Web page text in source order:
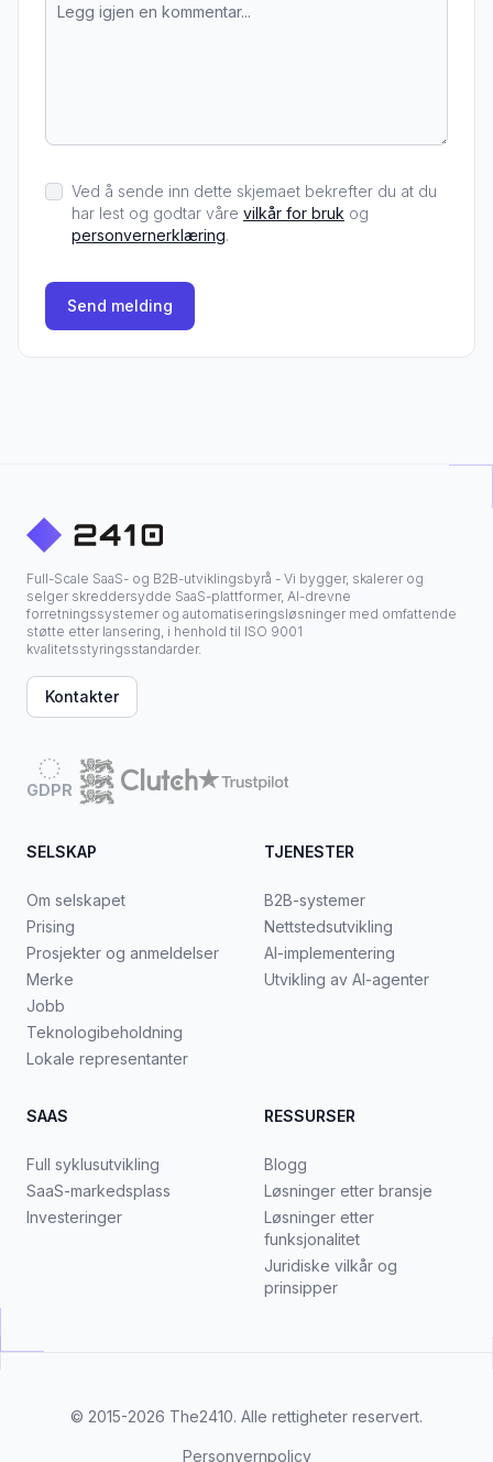
Ved å sende inn dette skjemaet bekrefter du at du
har lest og godtar våre vilkår for bruk og
personvernerklæring.
Send melding
Full-Scale SaaS- og B2B-utviklingsbyrå - Vi bygger, skalerer og
selger skreddersydde SaaS-plattformer, AI-drevne
forretningssystemer og automatiseringsløsninger med omfattende
støtte etter lansering, i henhold til ISO 9001
kvalitetsstyringsstandarder.
Kontakter
GDPR
SELSKAP
Om selskapet
Prising
Prosjekter og anmeldelser
Merke
Jobb
Teknologibeholdning
Lokale representanter
TJENESTER
B2B-systemer
Nettstedsutvikling
AI-implementering
Utvikling av AI-agenter
SAAS
Full syklusutvikling
SaaS-markedsplass
Investeringer
RESSURSER
Blogg
Løsninger etter bransje
Løsninger etter
funksjonalitet
Juridiske vilkår og
prinsipper
© 2015-2026 The2410. Alle rettigheter reservert.
Personvernpolicy